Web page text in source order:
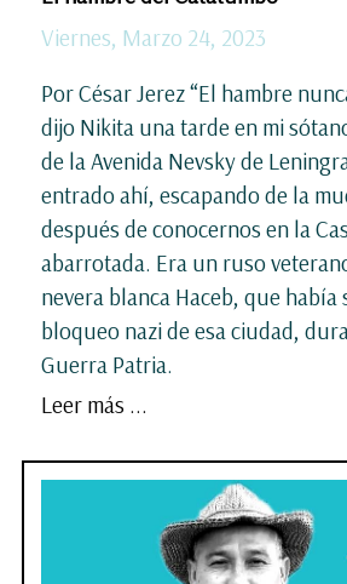
Viernes, Marzo 24, 2023
Por César Jerez “El hambre
dijo Nikita una tarde en mi
de la Avenida Nevsky de
entrado ahí, escapando de la
después de conocernos en la
abarrotada. Era un ruso
nevera blanca Haceb, que había
bloqueo nazi de esa ciudad,
Guerra Patria.
Leer más ...